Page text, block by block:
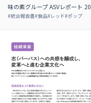
味の素グループ ASVレポート
#統合報告書#食品#レッド#ポップ